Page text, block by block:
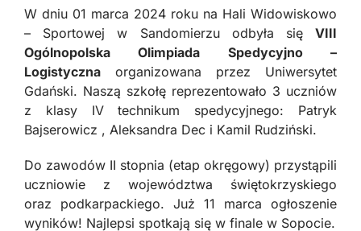
W dniu 01 marca 2024 roku na Hali Widowiskowo
– Sportowej w Sandomierzu odbyła się VIII
Ogólnopolska Olimpiada Spedycyjno –
Logistyczna organizowana przez Uniwersytet
Gdański. Naszą szkołę reprezentowało 3 uczniów
z klasy IV technikum spedycyjnego: Patryk
Bajserowicz , Aleksandra Dec i Kamil Rudziński.
Do zawodów II stopnia (etap okręgowy) przystąpili
uczniowie z województwa świętokrzyskiego
oraz podkarpackiego. Już 11 marca ogłoszenie
wyników! Najlepsi spotkają się w finale w Sopocie.